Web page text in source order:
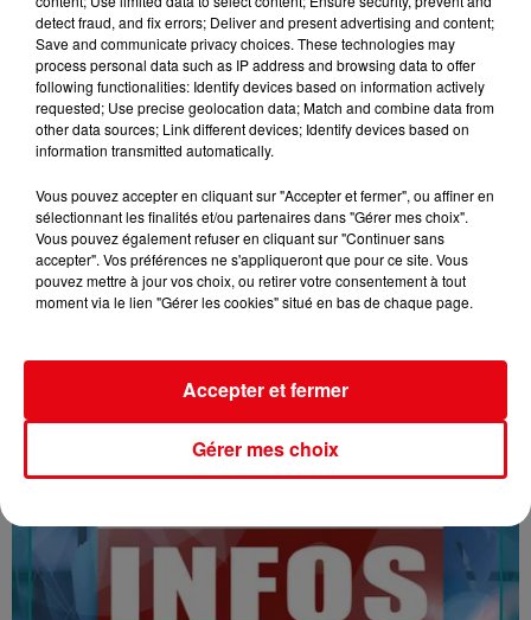
16/07/26 : LES INFORMATIONS
detect fraud, and fix errors; Deliver and present advertising and content;
Save and communicate privacy choices. These technologies may
process personal data such as IP address and browsing data to offer
following functionalities: Identify devices based on information actively
requested; Use precise geolocation data; Match and combine data from
other data sources; Link different devices; Identify devices based on
information transmitted automatically.
Vous pouvez accepter en cliquant sur "Accepter et fermer", ou affiner en
sélectionnant les finalités et/ou partenaires dans "Gérer mes choix".
Vous pouvez également refuser en cliquant sur "Continuer sans
accepter". Vos préférences ne s'appliqueront que pour ce site. Vous
pouvez mettre à jour vos choix, ou retirer votre consentement à tout
moment via le lien "Gérer les cookies" situé en bas de chaque page.
Gérer mes choix
Accepter et fermer